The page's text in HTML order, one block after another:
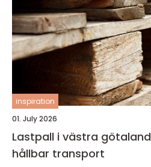
inspiration
01. July 2026
Lastpall i västra götaland smart logistik,
hållbar transport